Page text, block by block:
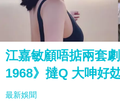
江嘉敏顧唔掂兩套
1968》撻Q 大呻好
最新娛聞